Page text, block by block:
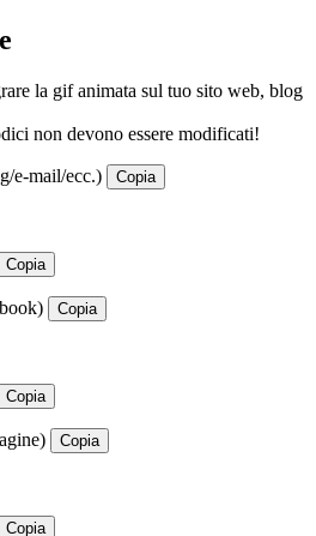
la gif animata sul tuo sito web, blog
non devono essere modificati!
e-mail/ecc.) Copia
Copia
Copia
Copia
Copia
Copia